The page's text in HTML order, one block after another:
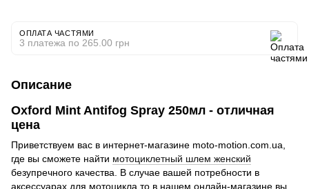
ОПЛАТА ЧАСТЯМИ
3 платежа по 265.00 грн
Описание
Oxford Mint Antifog Spray 250мл - отличная
цена
Приветствуем вас в интернет-магазине moto-motion.com.ua,
где вы сможете найти мотоциклетный шлем женский
безупречного качества. В случае вашей потребности в
аксессуарах для мотоцикла то в нашем онлайн-магазине вы